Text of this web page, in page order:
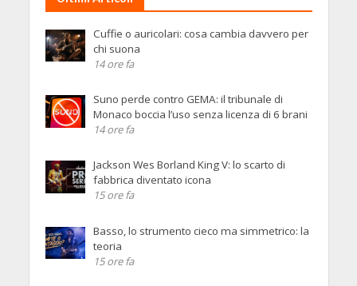
Cuffie o auricolari: cosa cambia davvero per
chi suona
14 ore fa
Suno perde contro GEMA: il tribunale di
Monaco boccia l’uso senza licenza di 6 brani
14 ore fa
Jackson Wes Borland King V: lo scarto di
fabbrica diventato icona
15 ore fa
Basso, lo strumento cieco ma simmetrico: la
teoria
15 ore fa